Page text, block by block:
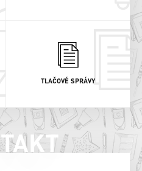
TLAČOVÉ SPRÁVY